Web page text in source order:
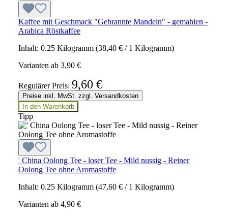
Kaffee mit Geschmack "Gebrannte Mandeln" - gemahlen -
Arabica Röstkaffee
Inhalt: 0.25 Kilogramm (38,40 € / 1 Kilogramm)
Varianten ab 3,90 €
Regulärer Preis: 9,60 €
Preise inkl. MwSt. zzgl. Versandkosten
In den Warenkorb
Tipp
' China Oolong Tee - loser Tee - Mild nussig - Reiner
Oolong Tee ohne Aromastoffe
Inhalt: 0.25 Kilogramm (47,60 € / 1 Kilogramm)
Varianten ab 4,90 €